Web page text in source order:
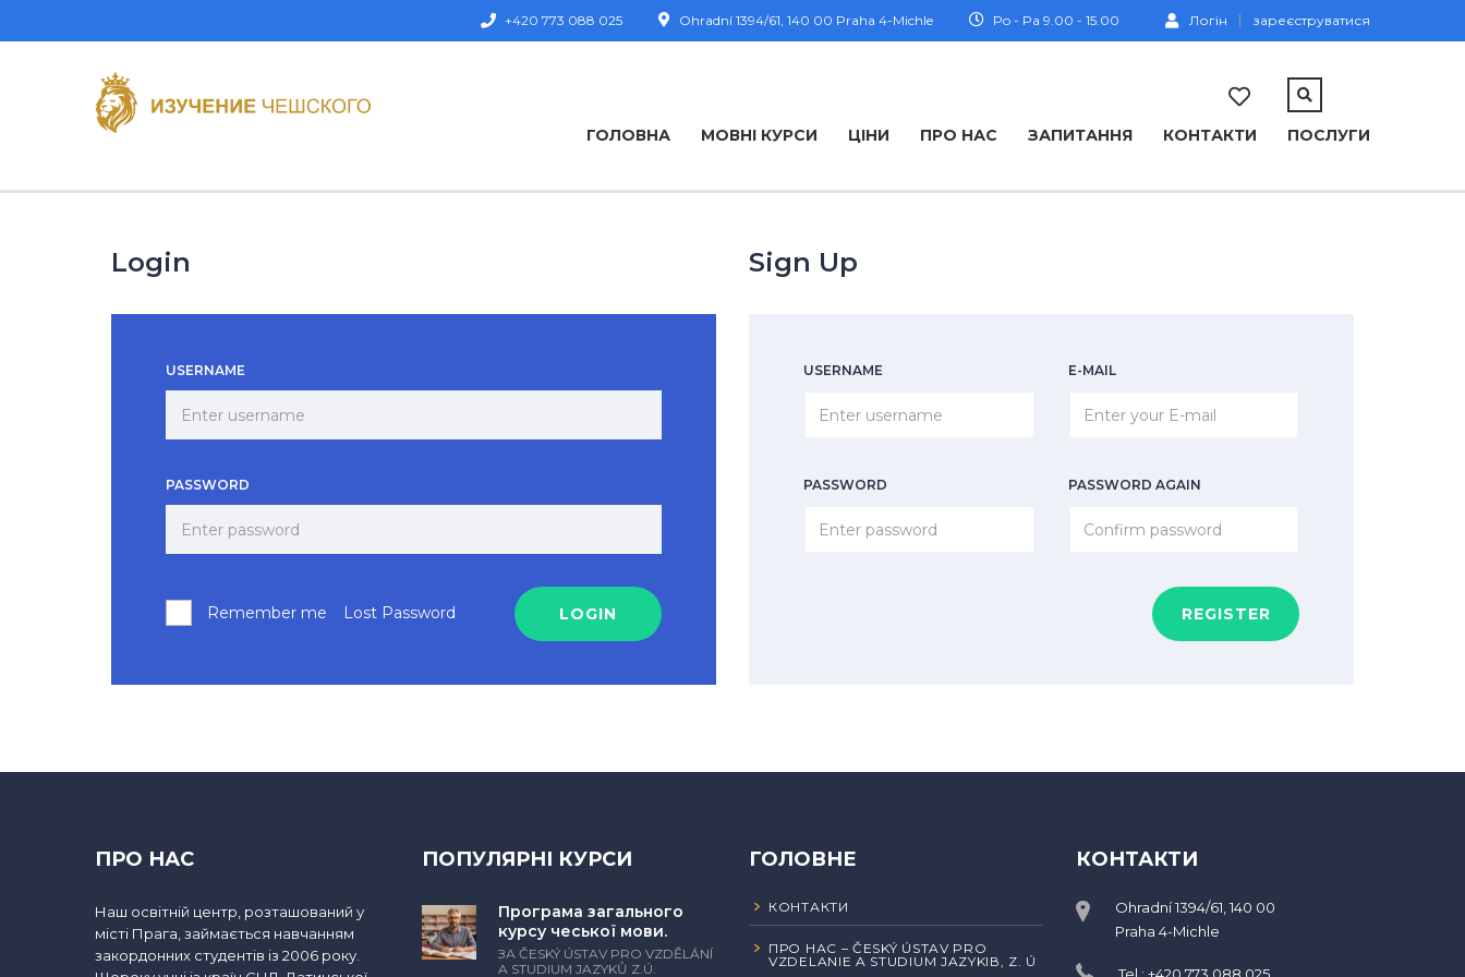
Логін зареєструватися
Po - Pa 9.00 - 15.00
Ohradní 1394/61, 140 00 Praha 4-Michle
+420 773 088 025
ГОЛОВНА МОВНІ КУРСИ ЦІНИ ПРО НАС ЗАПИТАННЯ КОНТАКТИ ПОСЛУГИ
Login
USERNAME
PASSWORD
Remember me Lost Password LOGIN
Sign Up
USERNAME E-MAIL
PASSWORD PASSWORD AGAIN
REGISTER
ПРО НАС
Наш освітній центр, розташований у
місті Прага, займається навчанням
закордонних студентів із 2006 року.
ПОПУЛЯРНІ КУРСИ
Програма загального
курсу чеської мови.
ЗА ČESKÝ ÚSTAV PRO VZDĚLÁNÍ
A STUDIUM JAZYKŮ Z.Ú.
ГОЛОВНЕ
КОНТАКТИ
ПРО НАС – ČESKÝ ÚSTAV PRO
VZDELANIE A STUDIUM JAZYKІВ, Z. Ú
КОНТАКТИ
Ohradní 1394/61, 140 00
Praha 4-Michle